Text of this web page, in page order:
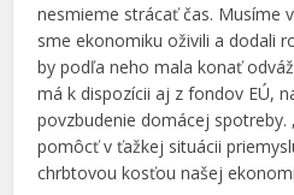
nesmieme strácať čas. Musíme
sme ekonomiku oživili a dodali
by podľa neho mala konať
má k dispozícii aj z fondov EÚ,
povzbudenie domácej spotreby.
pomôcť v ťažkej situácii
chrbtovou kosťou našej